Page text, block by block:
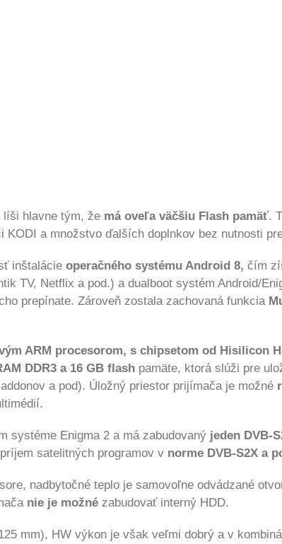
líši hlavne tým, že má oveľa väčšiu Flash pamäť.
KODI a množstvo ďalších doplnkov bez nutnosti
inštalácie operačného systému Android 8, čím
TV, Netflix a pod.) a dualboot systém Android/
prepínate. Zároveň zostala zachovaná funkcia
ARM procesorom, s chipsetom od Hisilicon
DDR3 a 16 GB flash pamäte, ktorá slúži pre
a pod). Úložný priestor prijímača je možné
systéme Enigma 2 amá zabudovaný jeden DVB-
satelitných programov v norme DVB-S2X a
nadbytočné teplo je samovoľne odvádzané
nie je možné zabudovať interný HDD.
mm), HW výkon je však veľmi dobrý a v